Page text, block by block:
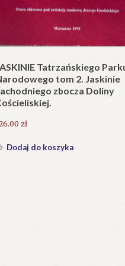
Plakat w wersji składanej.